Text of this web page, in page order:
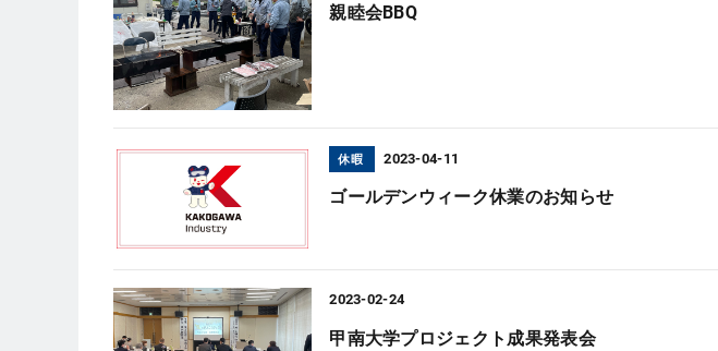
親睦会BBQ
休暇 2023-04-11
ゴールデンウィーク休業のお知らせ
2023-02-24
甲南大学プロジェクト成果発表会